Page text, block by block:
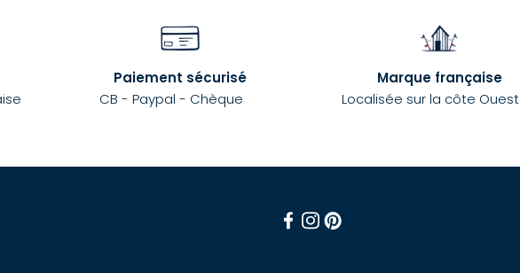
Paiement sécurisé
CB - Paypal - Chèque
Marque française
Localisée sur la côte Ouest